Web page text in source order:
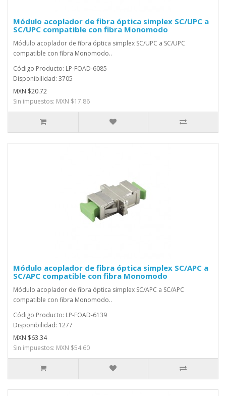
Módulo acoplador de fibra óptica simplex SC/UPC a
SC/UPC compatible con fibra Monomodo
Módulo acoplador de fibra óptica simplex SC/UPC a SC/UPC
compatible con fibra Monomodo..
Código Producto: LP-FOAD-6085
Disponibilidad: 3705
MXN $20.72
Sin impuestos: MXN $17.86
Módulo acoplador de fibra óptica simplex SC/APC a
SC/APC compatible con fibra Monomodo
Módulo acoplador de fibra óptica simplex SC/APC a SC/APC
compatible con fibra Monomodo..
Código Producto: LP-FOAD-6139
Disponibilidad: 1277
MXN $63.34
Sin impuestos: MXN $54.60